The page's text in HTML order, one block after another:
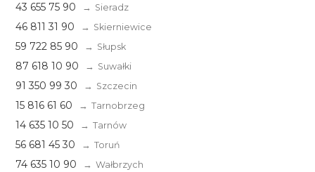
43 655 75 90 Sieradz
46 811 31 90 Skierniewice
59 722 85 90 Słupsk
87 618 10 90 Suwałki
91 350 99 30 Szczecin
15 816 61 60 Tarnobrzeg
14 635 10 50 Tarnów
56 681 45 30 Toruń
74 635 10 90 Wałbrzych